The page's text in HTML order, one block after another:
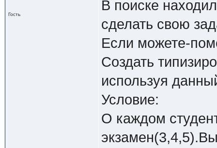
Гость
В поиске
сделать свою
Если можете-
Создать
используя
Условие:
О каждом